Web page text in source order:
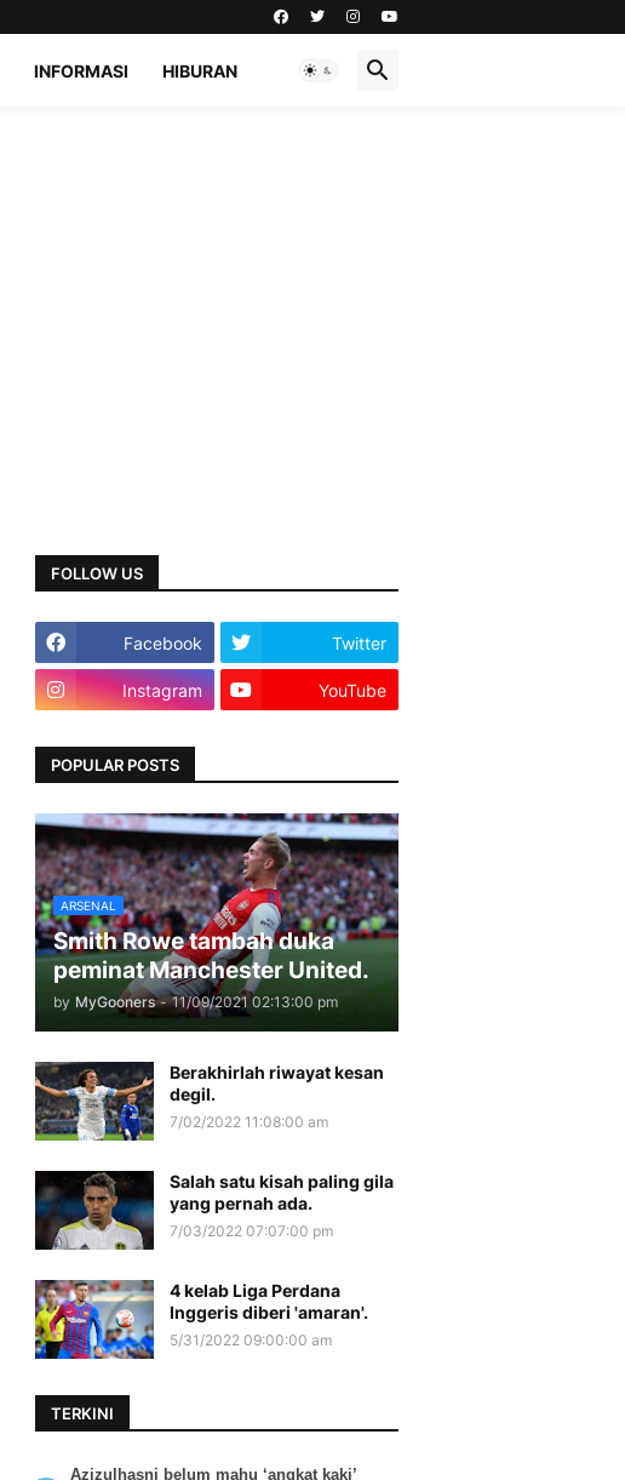
INFORMASI HIBURAN
FOLLOW US
Facebook Twitter
Instagram YouTube
POPULAR POSTS
ARSENAL
Smith Rowe tambah duka
peminat Manchester United.
by MyGooners - 11/09/2021 02:13:00 pm
Berakhirlah riwayat kesan
degil.
7/02/2022 11:08:00 am
Salah satu kisah paling gila
yang pernah ada.
7/03/2022 07:07:00 pm
4 kelab Liga Perdana
Inggeris diberi 'amaran'.
5/31/2022 09:00:00 am
TERKINI
Azizulhasni belum mahu ‘angkat kaki’